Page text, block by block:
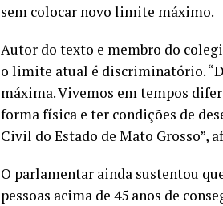
sem colocar novo limite máximo.
Autor do texto e membro do
o limite atual é discriminatório.
máxima. Vivemos em tempos
forma física e ter condições de
Civil do Estado de Mato Grosso”,
O parlamentar ainda sustentou
pessoas acima de 45 anos de